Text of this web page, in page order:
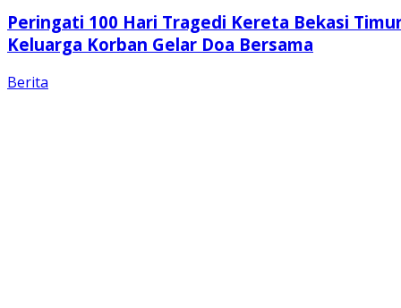
Peringati 100 Hari Tragedi Kereta Bekasi
Keluarga Korban Gelar Doa Bersama
Berita